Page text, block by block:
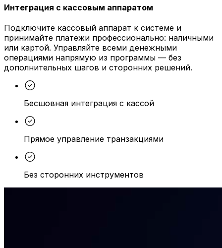
Интеграция с кассовым аппаратом
Подключите кассовый аппарат к системе и
принимайте платежи профессионально: наличными
или картой. Управляйте всеми денежными
операциями напрямую из программы — без
дополнительных шагов и сторонних решений.
Бесшовная интеграция с кассой
Прямое управление транзакциями
Без сторонних инструментов